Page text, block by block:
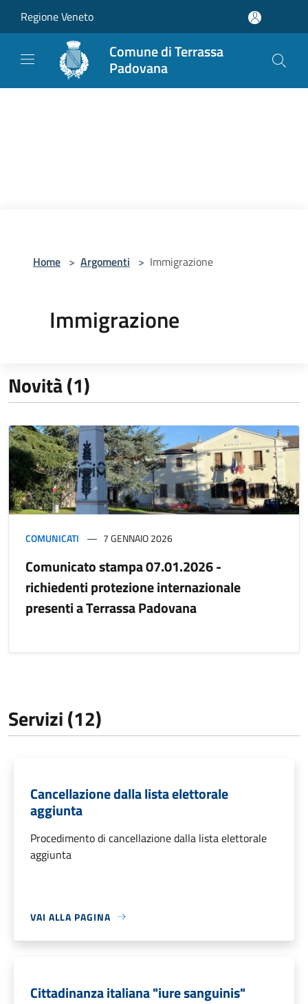
Regione Veneto
Comune di Terrassa
Padovana
Home > Argomenti > Immigrazione
Immigrazione
Novità (1)
COMUNICATI 7 GENNAIO 2026
Comunicato stampa 07.01.2026 -
richiedenti protezione internazionale
presenti a Terrassa Padovana
Servizi (12)
Cancellazione dalla lista elettorale
aggiunta
Procedimento di cancellazione dalla lista elettorale
aggiunta
VAI ALLA PAGINA
Cittadinanza italiana "iure sanguinis"